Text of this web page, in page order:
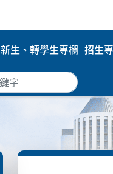
新生、轉學生專欄 招生